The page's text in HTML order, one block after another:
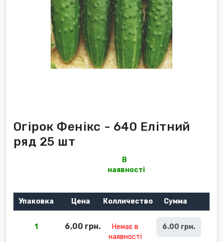
Огірок Фенікс - 640 Елітний
ряд 25 шт
В
наявності
Упаковка Цена Колличество Сумма
1 6,00 грн.
Немає в
наявності
6.00 грн.